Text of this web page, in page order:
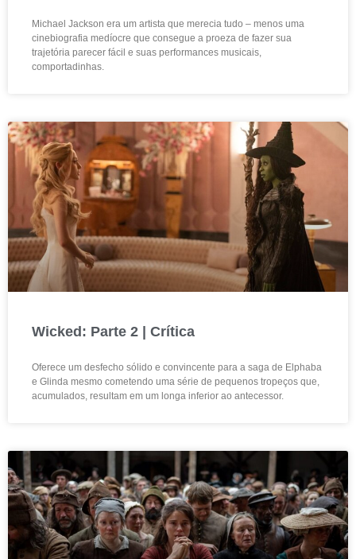
Michael Jackson era um artista que merecia tudo – menos uma
cinebiografia medíocre que consegue a proeza de fazer sua
trajetória parecer fácil e suas performances musicais,
comportadinhas.
Wicked: Parte 2 | Crítica
Oferece um desfecho sólido e convincente para a saga de Elphaba
e Glinda mesmo cometendo uma série de pequenos tropeços que,
acumulados, resultam em um longa inferior ao antecessor.